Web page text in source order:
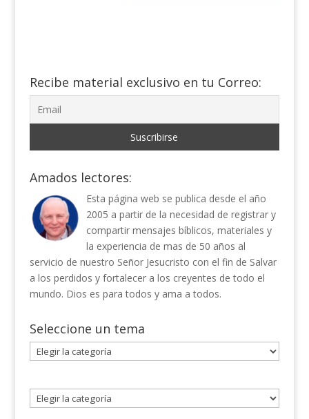
Recibe material exclusivo en tu Correo:
Amados lectores:
Esta página web se publica desde el año
2005 a partir de la necesidad de registrar y
compartir mensajes bíblicos, materiales y
la experiencia de mas de 50 años al
servicio de nuestro Señor Jesucristo con el fin de Salvar
a los perdidos y fortalecer a los creyentes de todo el
mundo. Dios es para todos y ama a todos.
Seleccione un tema
Seleccione
un